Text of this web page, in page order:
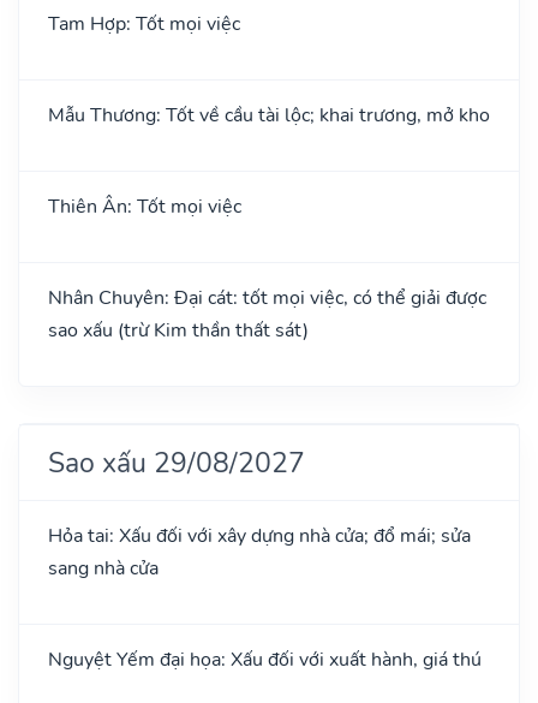
Tam Hợp: Tốt mọi việc
Mẫu Thương: Tốt về cầu tài lộc; khai trương, mở kho
Thiên Ân: Tốt mọi việc
Nhân Chuyên: Đại cát: tốt mọi việc, có thể giải được
sao xấu (trừ Kim thần thất sát)
Sao xấu 29/08/2027
Hỏa tai: Xấu đối với xây dựng nhà cửa; đổ mái; sửa
sang nhà cửa
Nguyệt Yếm đại họa: Xấu đối với xuất hành, giá thú